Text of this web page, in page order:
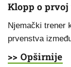
Klopp o prvoj
Njemački trener
prvenstva
>> Opširnije